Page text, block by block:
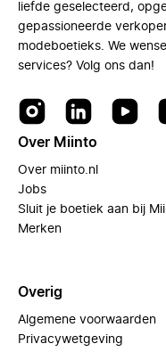
liefde geselecteerd,
gepassioneerde
modeboetieks. We
services? Volg ons dan!
Over Miinto
Over miinto.nl
Jobs
Sluit je boetiek aan bij
Merken
Overig
Algemene voorwaarden
Privacywetgeving